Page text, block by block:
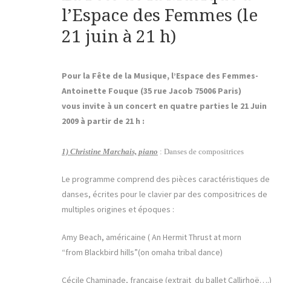
l’Espace des Femmes (le
21 juin à 21 h)
Pour la Fête de la Musique, l’Espace des Femmes-
Antoinette Fouque (35 rue Jacob 75006 Paris)
vous invite à un concert en quatre parties le 21 Juin
2009 à partir de 21 h :
1) Christine Marchais, piano : Danses de compositrices
Le programme comprend des pièces caractéristiques de
danses, écrites pour le clavier par des compositrices de
multiples origines et époques :
Amy Beach, américaine ( An Hermit Thrust at morn
“from Blackbird hills”(on omaha tribal dance)
Cécile Chaminade, française (extrait du ballet Callirhoë….)